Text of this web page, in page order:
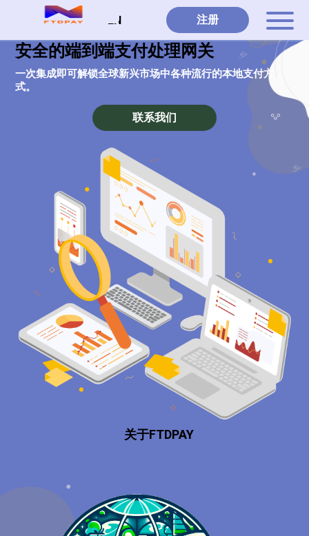
首页
关于我们
支付便捷性
联系我们
EN 注册
安全的端到端支付处理网关
一次集成即可解锁全球新兴市场中各种流行的本地支付方
式。
联系我们
关于FTDPAY